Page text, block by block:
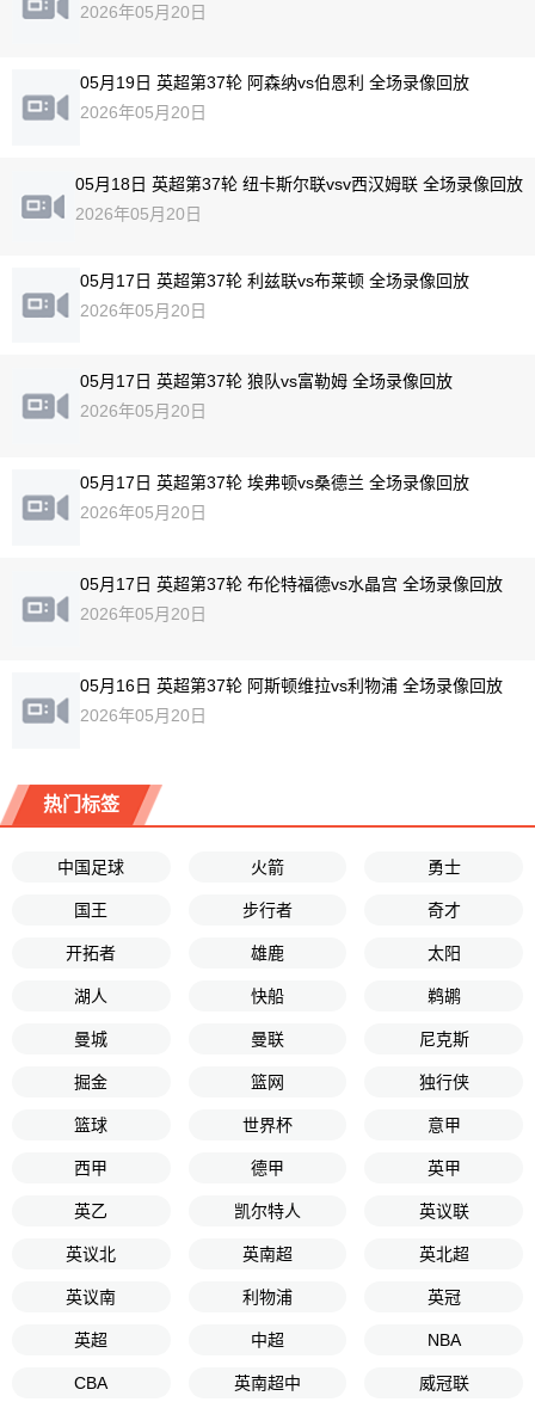
2026年05月20日
05月19日 英超第37轮 阿森纳vs伯恩利 全场录像回放
2026年05月20日
05月18日 英超第37轮 纽卡斯尔联vsv西汉姆联 全场录像回放
2026年05月20日
05月17日 英超第37轮 利兹联vs布莱顿 全场录像回放
2026年05月20日
05月17日 英超第37轮 狼队vs富勒姆 全场录像回放
2026年05月20日
05月17日 英超第37轮 埃弗顿vs桑德兰 全场录像回放
2026年05月20日
05月17日 英超第37轮 布伦特福德vs水晶宫 全场录像回放
2026年05月20日
05月16日 英超第37轮 阿斯顿维拉vs利物浦 全场录像回放
2026年05月20日
热门标签
中国足球 火箭 勇士
国王 步行者 奇才
开拓者 雄鹿 太阳
湖人 快船 鹈鹕
曼城 曼联 尼克斯
掘金 篮网 独行侠
篮球 世界杯 意甲
西甲 德甲 英甲
英乙 凯尔特人 英议联
英议北 英南超 英北超
英议南 利物浦 英冠
英超 中超 NBA
CBA 英南超中 威冠联